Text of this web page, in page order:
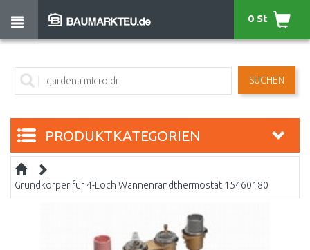
SUCHEN
0 St
PRODUKTKATEGORIEN
Grundkörper für 4-Loch Wannenrandthermostat 15460180